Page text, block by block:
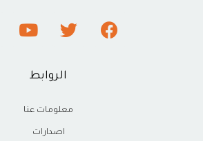
الروابط
معلومات عنا
اصدارات